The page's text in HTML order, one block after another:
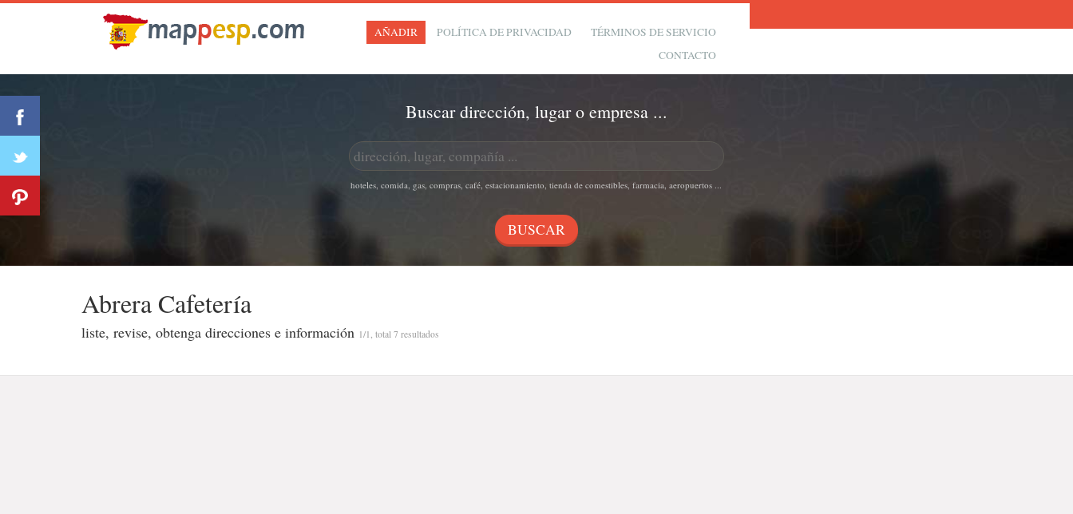
AÑADIR POLÍTICA DE PRIVACIDAD
TÉRMINOS DE SERVICIO
CONTACTO
Buscar dirección, lugar o empresa ...
hoteles, comida, gas, compras, café, estacionamiento, tienda de comestibles, farmacia, aeropuertos ...
Abrera Cafetería
liste, revise, obtenga direcciones e información 1/1, total 7 resultados